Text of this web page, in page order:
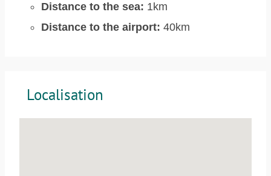
Distance to the sea: 1km
Distance to the airport: 40km
Localisation